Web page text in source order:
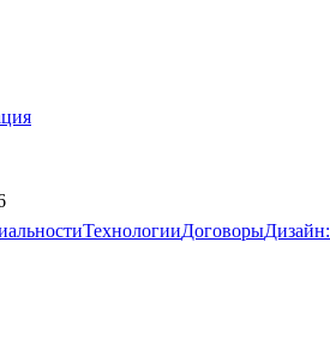
ТехнологииДоговорыДизайн: